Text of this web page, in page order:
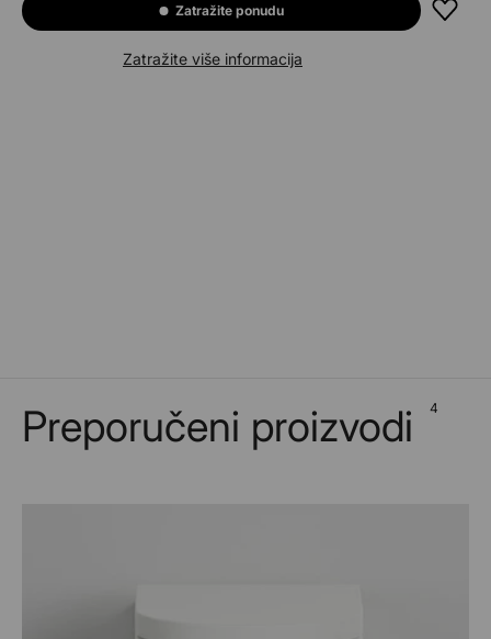
Zatražite ponudu
Zatražite više informacija
Preporučeni proizvodi 4